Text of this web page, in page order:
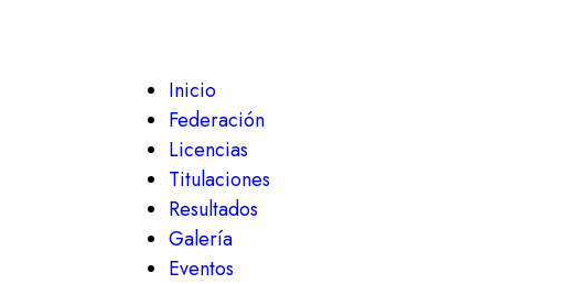
Inicio
Federación
Licencias
Titulaciones
Resultados
Galería
Eventos